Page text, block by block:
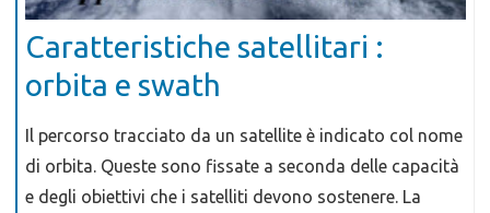
Caratteristiche satellitari :
orbita e swath
Il percorso tracciato da un satellite è indicato col nome
di orbita. Queste sono fissate a seconda delle capacità
e degli obiettivi che i satelliti devono sostenere. La